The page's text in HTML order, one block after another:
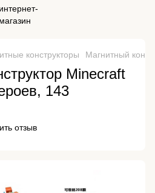
конструкторы Магнитный
Minecraft
143
отзыв